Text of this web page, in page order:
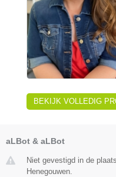
BEKIJK VOLLEDIG
aLBot & aLBot
Niet gevestigd in de
Henegouwen.